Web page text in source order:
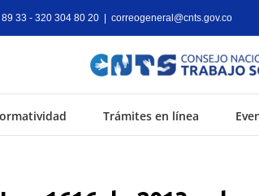
33 - 320 304 80 20 correogeneral@cnts.gov.co
Trámites en línea